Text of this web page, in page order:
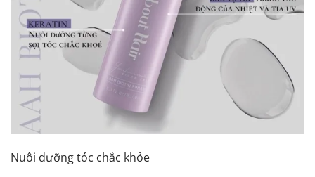
Nuôi dưỡng tóc chắc khỏe